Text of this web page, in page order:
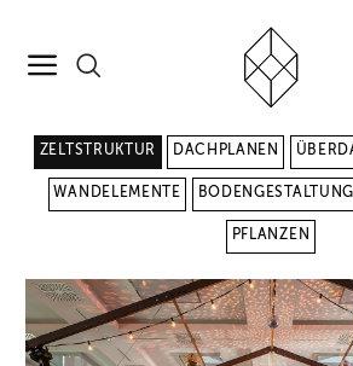
ZELTSTRUKTUR DACHPLANEN
WANDELEMENTE BODENGESTALTUNG
PFLANZEN